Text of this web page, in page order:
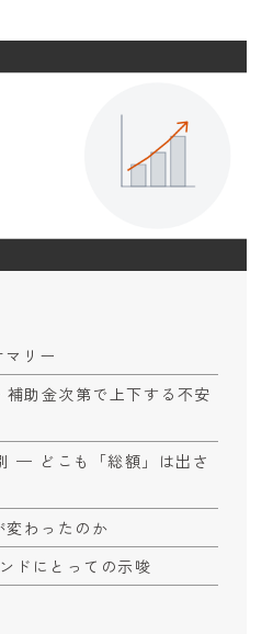
リー
助金次第で上下する不安
— どこも「総額」は出さ
変わったのか
ドにとっての示唆